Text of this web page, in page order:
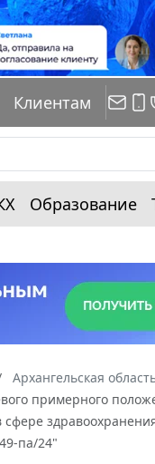
Клиентам
Образование
Архангельская
примерного
па/24"